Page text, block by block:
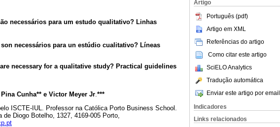
Artigo
Português (pdf)
Artigo em XML
Referências do artigo
Como citar este artigo
SciELO Analytics
Tradução automática
Enviar este artigo por email
Indicadores
Links relacionados
necessários para um estudo qualitativo? Linhas
necessários para un estúdio cualitativo? Líneas
necessary for a qualitative study? Practical guidelines
Cunha** e Victor Meyer Jr ***
ISCTE-IUL. Professor na Católica Porto Business School.
de Diogo Botelho, 1327, 4169-005 Porto,